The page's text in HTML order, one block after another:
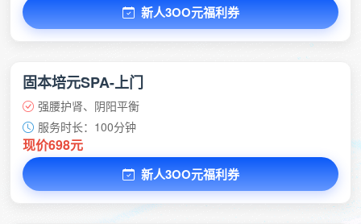
新人3OO元福利券
固本培元SPA-上门
强腰护肾、阴阳平衡
服务时长：100分钟
现价698元
新人3OO元福利券